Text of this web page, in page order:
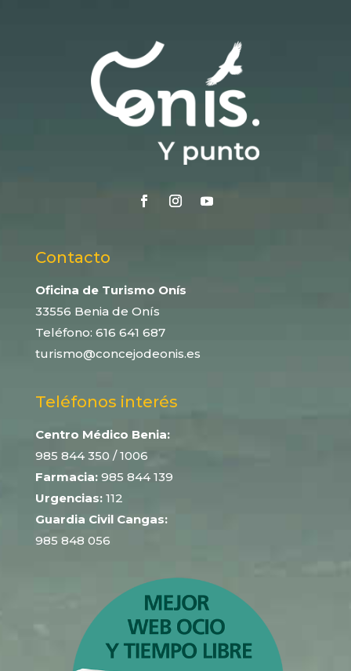
Contacto
Oficina de Turismo Onís
33556 Benia de Onís
Teléfono: 616 641 687
turismo@concejodeonis.es
Teléfonos interés
Centro Médico Benia:
985 844 350 / 1006
Farmacia: 985 844 139
Urgencias: 112
Guardia Civil Cangas:
985 848 056